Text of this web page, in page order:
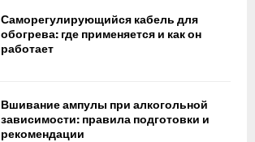
Саморегулирующийся кабель для
обогрева: где применяется и как он
работает
Вшивание ампулы при алкогольной
зависимости: правила подготовки и
рекомендации